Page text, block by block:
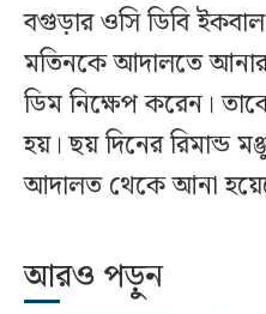
বগুড়ার ওসি ডিবি
মতিনকে আদালতে
ডিম নিক্ষেপ করেন।
হয়। ছয় দিনের রিমান্ড
আদালত থেকে আনা
আরও পড়ুন